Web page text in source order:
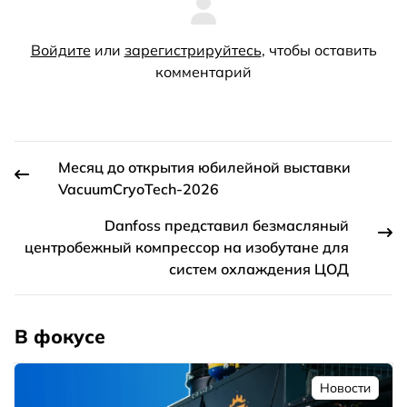
Войдите или зарегистрируйтесь, чтобы оставить
комментарий
Месяц до открытия юбилейной выставки
VacuumCryoTech-2026
Danfoss представил безмасляный
центробежный компрессор на изобутане для
систем охлаждения ЦОД
В фокусе
Новости